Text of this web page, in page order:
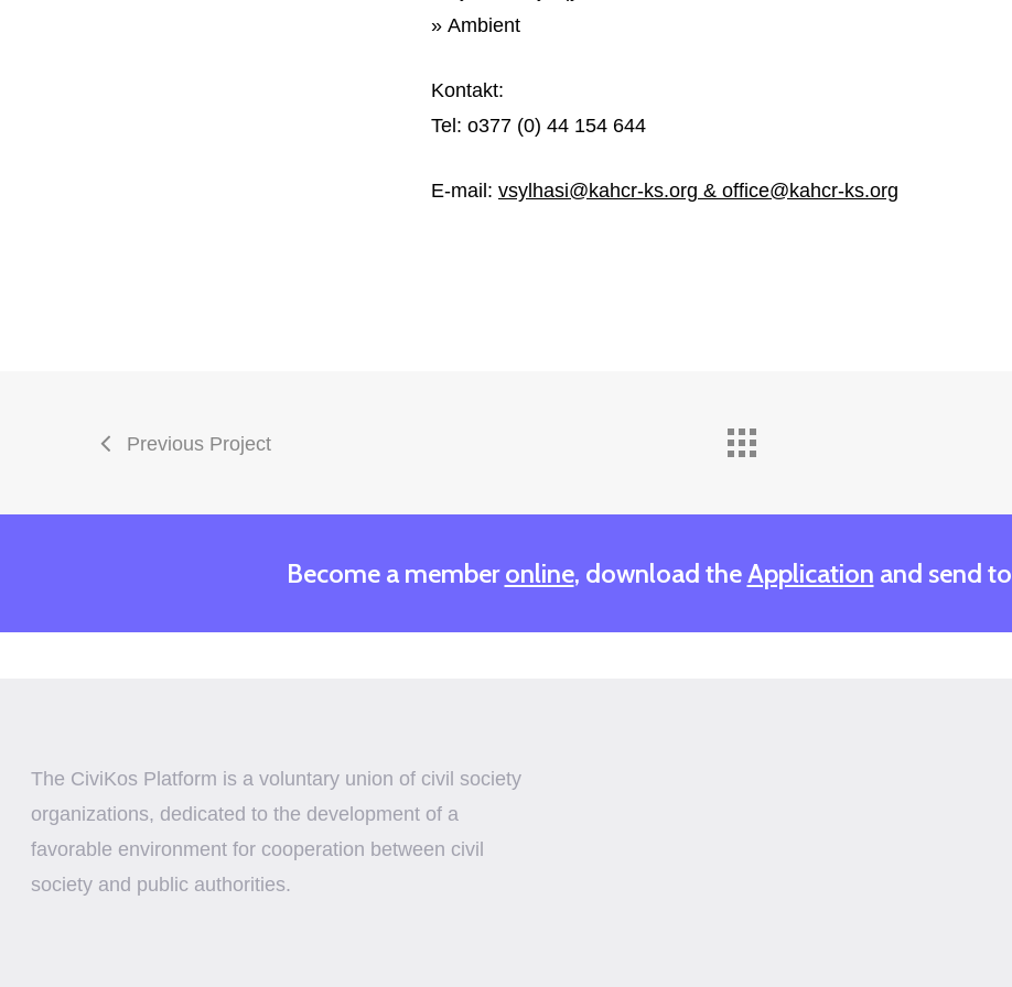
» Ambient
Kontakt:
Tel: o377 (0) 44 154 644
E-mail: vsylhasi@kahcr-ks.org & office@kahcr-ks.org
Previous Project
Become a memberonline, download theApplication and send to
The CiviKos Platform is a voluntary union of civil society
organizations, dedicated to the development of a
favorable environment for cooperation between civil
society and public authorities.